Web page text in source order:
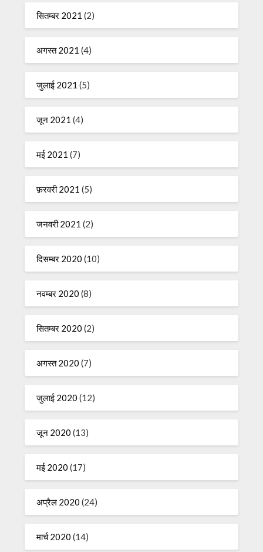
सितम्बर 2021 (2)
अगस्त 2021 (4)
जुलाई 2021 (5)
जून 2021 (4)
मई 2021 (7)
फ़रवरी 2021 (5)
जनवरी 2021 (2)
दिसम्बर 2020 (10)
नवम्बर 2020 (8)
सितम्बर 2020 (2)
अगस्त 2020 (7)
जुलाई 2020 (12)
जून 2020 (13)
मई 2020 (17)
अप्रैल 2020 (24)
मार्च 2020 (14)